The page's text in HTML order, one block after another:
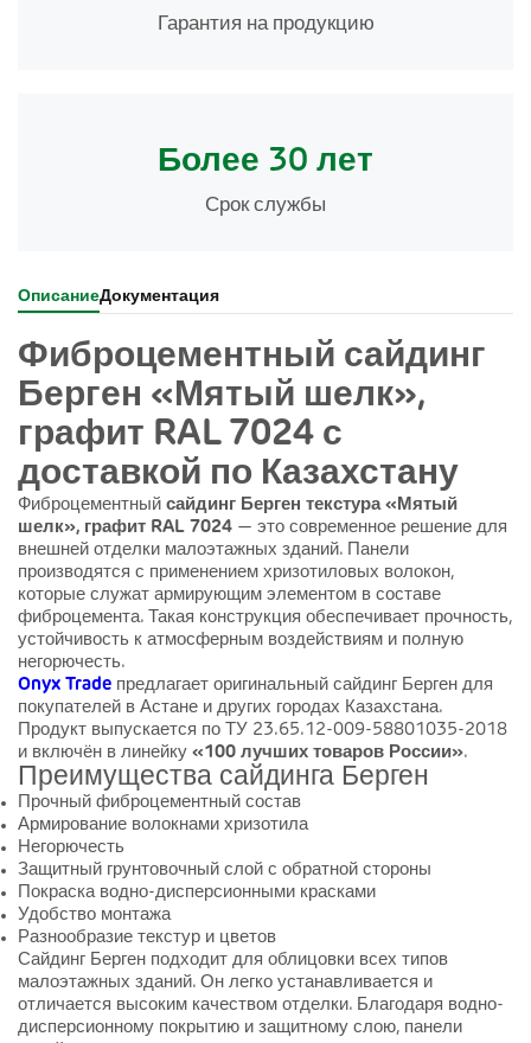
Гарантия на продукцию
Более 30 лет
Срок службы
ОписаниеДокументация
Фиброцементный сайдинг
Берген «Мятый шелк»,
графит RAL 7024 с
доставкой по Казахстану
Фиброцементный сайдинг Берген текстура «Мятый
шелк», графит RAL 7024 — это современное решение для
внешней отделки малоэтажных зданий. Панели
производятся с применением хризотиловых волокон,
которые служат армирующим элементом в составе
фиброцемента. Такая конструкция обеспечивает прочность,
устойчивость к атмосферным воздействиям и полную
негорючесть.
Onyx Trade предлагает оригинальный сайдинг Берген для
покупателей в Астане и других городах Казахстана.
Продукт выпускается по ТУ 23.65.12-009-58801035-2018
и включён в линейку «100 лучших товаров России».
Преимущества сайдинга Берген
Прочный фиброцементный состав
Армирование волокнами хризотила
Негорючесть
Защитный грунтовочный слой с обратной стороны
Покраска водно-дисперсионными красками
Удобство монтажа
Разнообразие текстур и цветов
Сайдинг Берген подходит для облицовки всех типов
малоэтажных зданий. Он легко устанавливается и
отличается высоким качеством отделки. Благодаря водно-
дисперсионному покрытию и защитному слою, панели